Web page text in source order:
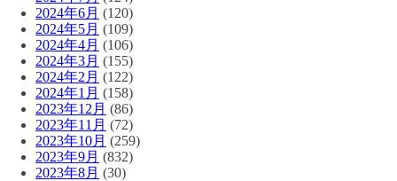
2024年6月 (120)
2024年5月 (109)
2024年4月 (106)
2024年3月 (155)
2024年2月 (122)
2024年1月 (158)
2023年12月 (86)
2023年11月 (72)
2023年10月 (259)
2023年9月 (832)
2023年8月 (30)